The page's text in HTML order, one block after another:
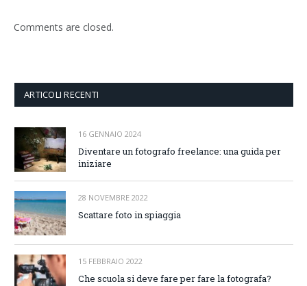
Comments are closed.
ARTICOLI RECENTI
16 GENNAIO 2024
Diventare un fotografo freelance: una guida per
iniziare
28 NOVEMBRE 2022
Scattare foto in spiaggia
15 FEBBRAIO 2022
Che scuola si deve fare per fare la fotografa?